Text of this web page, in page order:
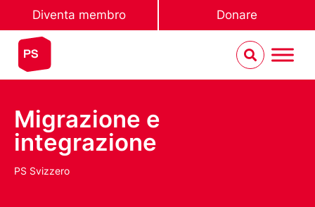
Diventa membro Donare
Migrazione e
integrazione
PS Svizzero